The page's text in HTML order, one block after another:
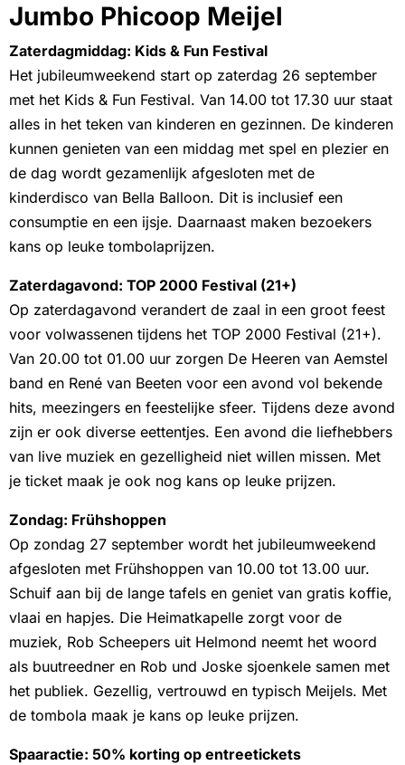
Jumbo Phicoop Meijel
Zaterdagmiddag: Kids & Fun Festival
Het jubileumweekend start op zaterdag 26 september
met het Kids & Fun Festival. Van 14.00 tot 17.30 uur staat
alles in het teken van kinderen en gezinnen. De kinderen
kunnen genieten van een middag met spel en plezier en
de dag wordt gezamenlijk afgesloten met de
kinderdisco van Bella Balloon. Dit is inclusief een
consumptie en een ijsje. Daarnaast maken bezoekers
kans op leuke tombolaprijzen.
Zaterdagavond: TOP 2000 Festival (21+)
Op zaterdagavond verandert de zaal in een groot feest
voor volwassenen tijdens het TOP 2000 Festival (21+).
Van 20.00 tot 01.00 uur zorgen De Heeren van Aemstel
band en René van Beeten voor een avond vol bekende
hits, meezingers en feestelijke sfeer. Tijdens deze avond
zijn er ook diverse eettentjes. Een avond die liefhebbers
van live muziek en gezelligheid niet willen missen. Met
je ticket maak je ook nog kans op leuke prijzen.
Zondag: Frühshoppen
Op zondag 27 september wordt het jubileumweekend
afgesloten met Frühshoppen van 10.00 tot 13.00 uur.
Schuif aan bij de lange tafels en geniet van gratis koffie,
vlaai en hapjes. Die Heimatkapelle zorgt voor de
muziek, Rob Scheepers uit Helmond neemt het woord
als buutreedner en Rob und Joske sjoenkele samen met
het publiek. Gezellig, vertrouwd en typisch Meijels. Met
de tombola maak je kans op leuke prijzen.
Spaaractie: 50% korting op entreetickets